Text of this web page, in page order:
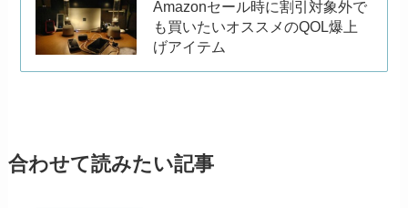
Amazonセール時に割引対象外で
も買いたいオススメのQOL爆上
げアイテム
合わせて読みたい記事